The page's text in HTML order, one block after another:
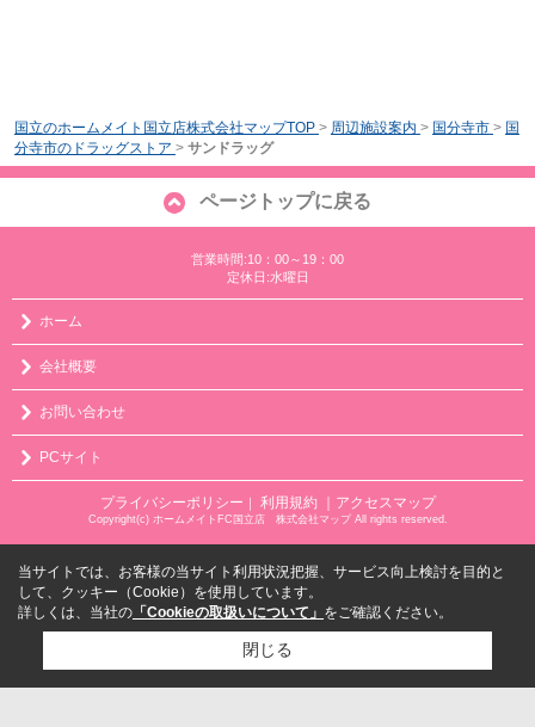
国立のホームメイト国立店株式会社マップTOP > 周辺施設案内 > 国分寺市 > 国
分寺市のドラッグストア > サンドラッグ
ページトップに戻る
営業時間:10：00～19：00
定休日:水曜日
ホーム
会社概要
お問い合わせ
PCサイト
プライバシーポリシー ｜ 利用規約 ｜アクセスマップ
Copyright(c) ホームメイトFC国立店 株式会社マップ All rights reserved.
当サイトでは、お客様の当サイト利用状況把握、サービス向上検討を目的と
して、クッキー（Cookie）を使用しています。
詳しくは、当社の 「Cookieの取扱いについて」 をご確認ください。
閉じる